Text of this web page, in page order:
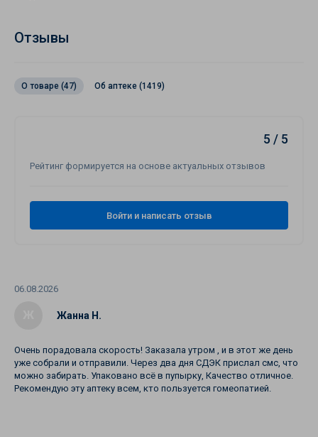
Отзывы
О товаре (47) Об аптеке (1419)
Жанна Н.
06.08.2026
Очень порадовала скорость! Заказала утром , и в этот же день
уже собрали и отправили. Через два дня СДЭК прислал смс, что
можно забирать. Упаковано всё в пупырку, Качество отличное.
Рекомендую эту аптеку всем, кто пользуется гомеопатией.
5 / 5
Рейтинг формируется на основе актуальных отзывов
Войти и написать отзыв